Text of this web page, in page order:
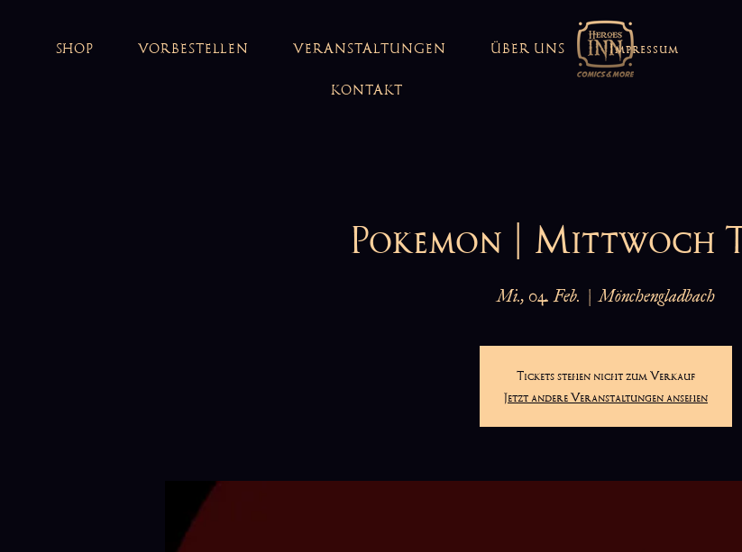
SHOP VORBESTELLEN VERANSTALTUNGEN ÜBER UNS Impressum
KONTAKT
Pokemon | Mittwoch
Mi., 04. Feb.
  |
Mönchengladbach
Tickets stehen nicht zum Verkauf
Jetzt andere Veranstaltungen ansehen